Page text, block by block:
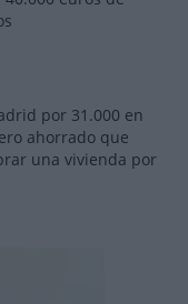
por 31.000 en
ahorrado que
una vivienda por